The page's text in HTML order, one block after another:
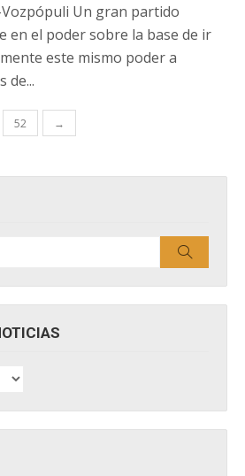
Un gran partido
en el poder sobre la base de ir
este mismo poder a
de...
52 →